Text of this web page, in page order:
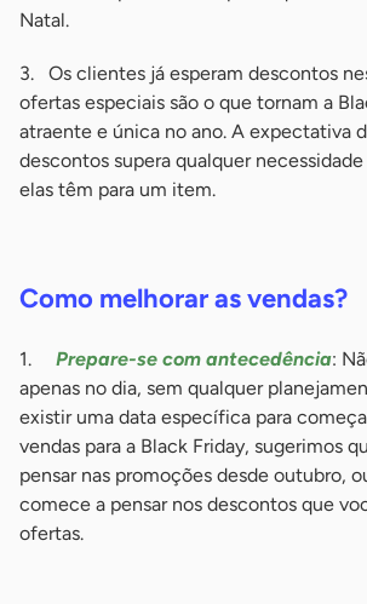
Natal.
3. Os clientes já esperam descontos
ofertas especiais são o que tornam a
atraente e única no ano. A expectativa
descontos supera qualquer
elas têm para um item.
Como melhorar as vendas?
1. Prepare-se com antecedência:
apenas no dia, sem qualquer
existir uma data específica para
vendas para a Black Friday, sugerimos
pensar nas promoções desde outubro,
comece a pensar nos descontos que
ofertas.